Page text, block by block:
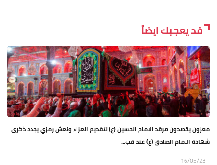
قد يعجبك ايضاً
معزون يقصدون مرقد الامام الحسين (ع) لتقديم العزاء ونعش رمزي يجدد ذكرى
شهادة الامام الصادق (ع) عند قب...
16/05/23